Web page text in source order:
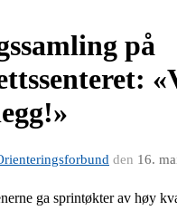
på
den 16.
ga sprintøkter av høy